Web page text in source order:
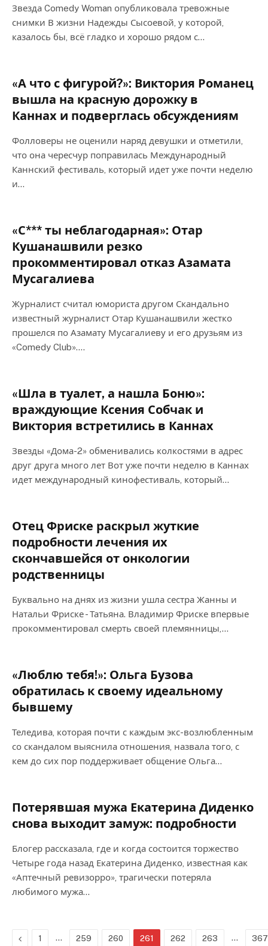
Звезда Comedy Woman опубликовала тревожные
снимки В жизни Надежды Сысоевой, у которой,
казалось бы, всё гладко и хорошо рядом с…
«А что с фигурой?»: Виктория Романец
вышла на красную дорожку в
Каннах и подверглась обсуждениям
Фолловеры не оценили наряд девушки и отметили,
что она чересчур поправилась Международный
Каннский фестиваль, который идет уже почти неделю
и…
«С*** ты неблагодарная»: Отар
Кушанашвили резко
прокомментировал отказ Азамата
Мусагалиева
Журналист считал юмориста другом Скандально
известный журналист Отар Кушанашвили жестко
прошелся по Азамату Мусагалиеву и его друзьям из
«Comedy Club».…
«Шла в туалет, а нашла Боню»:
враждующие Ксения Собчак и
Виктория встретились в Каннах
Звезды «Дома-2» обменивались колкостями в адрес
друг друга много лет Вот уже почти неделю в Каннах
идет международный кинофестиваль, который…
Отец Фриске раскрыл жуткие
подробности лечения их
скончавшейся от онкологии
родственницы
Буквально на днях из жизни ушла сестра Жанны и
Натальи Фриске - Татьяна. Владимир Фриске впервые
прокомментировал смерть своей племянницы,…
«Люблю тебя!»: Ольга Бузова
обратилась к своему идеальному
бывшему
Теледива, которая почти с каждым экс-возлюбленным
со скандалом выяснила отношения, назвала того, с
кем до сих пор поддерживает общение Ольга…
Потерявшая мужа Екатерина Диденко
снова выходит замуж: подробности
Блогер рассказала, где и когда состоится торжество
Четыре года назад Екатерина Диденко, известная как
«Аптечный ревизорро», трагически потеряла
любимого мужа…
Previous
1 … 259 260 261 262 263 … 367